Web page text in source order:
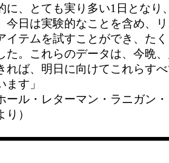
に、とても実り多い1日とな
今日は実験的なことを含め、
イテムを試すことができ、た
た。これらのデータは、今晩
れば、明日に向けてこれらす
ます」
ール・レターマン・ラニガン
り）